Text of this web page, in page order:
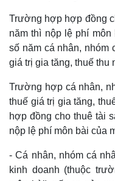
Trường hợp hợp đồng
năm thì nộp lệ phí
số năm cá nhân, nhóm
giá trị gia tăng, thuế thu
Trường hợp cá nhân,
thuế giá trị gia tăng,
hợp đồng cho thuê tài
nộp lệ phí môn bài của
- Cá nhân, nhóm cá
kinh doanh (thuộc